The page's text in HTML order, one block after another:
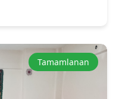
Tamamlanan